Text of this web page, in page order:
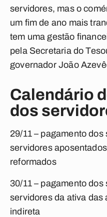
servidores, mas o
um fim de ano mais
tem uma gestão
pela Secretaria do
governador João
Calendário
dos
29/11 – pagamento
servidores
reformados
30/11 – pagamento
servidores da ativa das
indireta